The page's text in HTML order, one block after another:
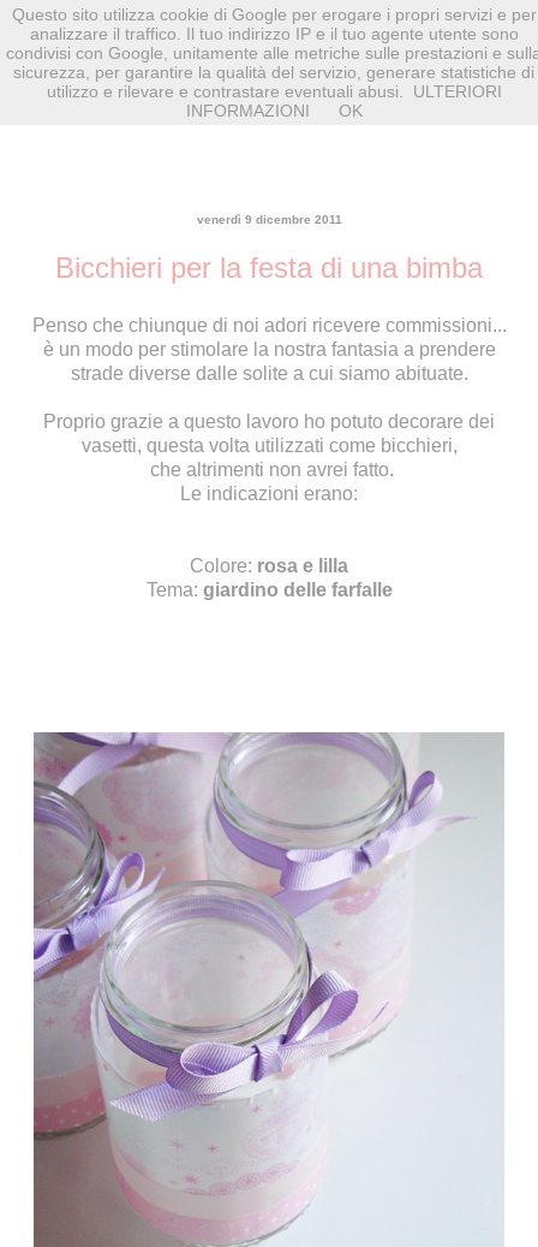
venerdì 9 dicembre 2011
Bicchieri per la festa di una bimba
Penso che chiunque di noi adori ricevere commissioni...
è un modo per stimolare la nostra fantasia a prendere
strade diverse dalle solite a cui siamo abituate.
Proprio grazie a questo lavoro ho potuto decorare dei
vasetti, questa volta utilizzati come bicchieri,
che altrimenti non avrei fatto.
Le indicazioni erano:
Colore: rosa e lilla
Tema: giardino delle farfalle
Questo sito utilizza cookie di Google per erogare i propri servizi e per
analizzare il traffico. Il tuo indirizzo IP e il tuo agente utente sono
condivisi con Google, unitamente alle metriche sulle prestazioni e
sicurezza, per garantire la qualità del servizio, generare statistiche di
utilizzo e rilevare e contrastare eventuali abusi.
ULTERIORI
INFORMAZIONI
OK